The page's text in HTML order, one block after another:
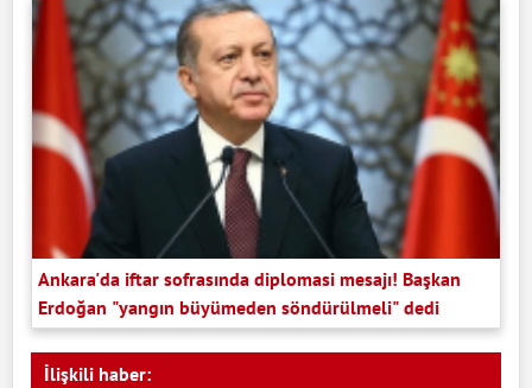
Ankara'da iftar sofrasında diplomasi mesajı! Başkan
Erdoğan "yangın büyümeden söndürülmeli" dedi
İlişkili haber: